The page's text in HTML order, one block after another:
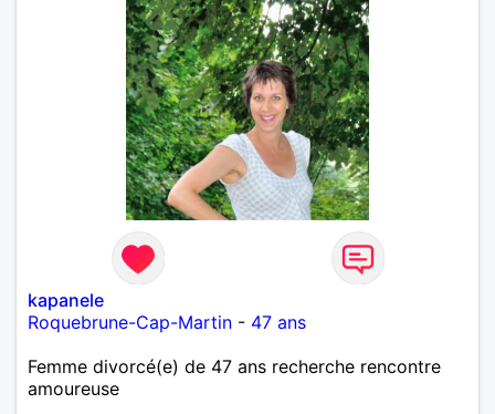
kapanele
Roquebrune-Cap-Martin - 47 ans
Femme divorcé(e) de 47 ans recherche rencontre
amoureuse